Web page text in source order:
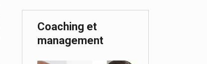
Coaching et
management